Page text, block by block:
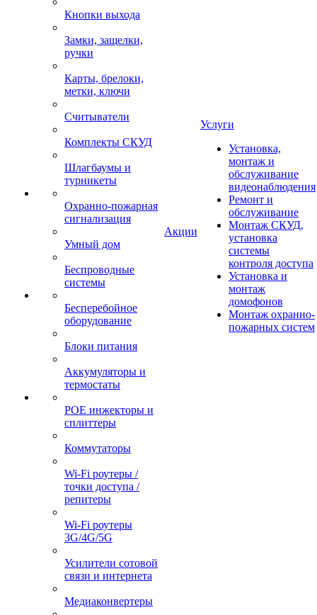
Кнопки выхода
Замки, защелки,
ручки
Карты, брелоки,
метки, ключи
Считыватели
Комплекты СКУД
Шлагбаумы и
турникеты
Охранно-пожарная
сигнализация
Умный дом
Беспроводные
системы
Бесперебойное
оборудование
Блоки питания
Аккумуляторы и
термостаты
POE инжекторы и
сплиттеры
Коммутаторы
Wi-Fi роутеры /
точки доступа /
репитеры
Wi-Fi роутеры
3G/4G/5G
Усилители сотовой
связи и интернета
Медиаконвертеры
Акции
Услуги
Установка,
монтаж и
обслуживание
видеонаблюдения
Ремонт и
обслуживание
Монтаж СКУД,
установка
системы
контроля доступа
Установка и
монтаж
домофонов
Монтаж охранно-
пожарных систем